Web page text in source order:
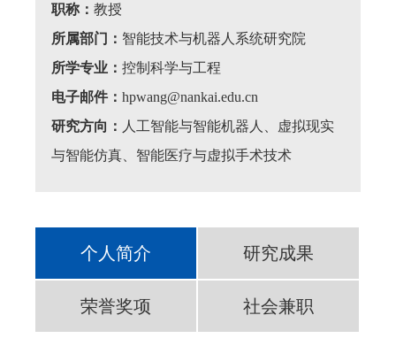
职称：教授
所属部门： 智能技术与机器人系统研究院
所学专业：控制科学与工程
电子邮件：hpwang@nankai.edu.cn
研究方向： 人工智能与智能机器人、虚拟现实
与智能仿真、智能医疗与虚拟手术技术
个人简介 研究成果
荣誉奖项 社会兼职